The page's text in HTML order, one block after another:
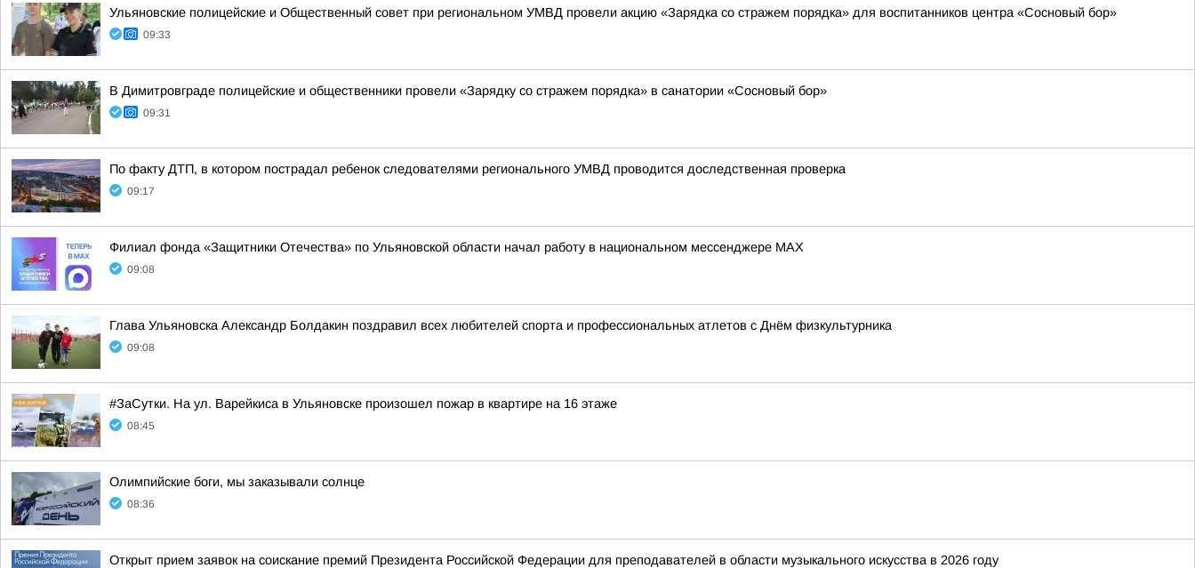
Ульяновские полицейские и Общественный совет при региональном УМВД провели акцию «Зарядка со стражем порядка» для воспитанников центра «Сосновый бор»
09:33
В Димитровграде полицейские и общественники провели «Зарядку со стражем порядка» в санатории «Сосновый бор»
09:31
По факту ДТП, в котором пострадал ребенок следователями регионального УМВД проводится доследственная проверка
09:17
Филиал фонда «Защитники Отечества» по Ульяновской области начал работу в национальном мессенджере MAX
09:08
Глава Ульяновска Александр Болдакин поздравил всех любителей спорта и профессиональных атлетов с Днём физкультурника
09:08
#ЗаСутки. На ул. Варейкиса в Ульяновске произошел пожар в квартире на 16 этаже
08:45
Олимпийские боги, мы заказывали солнце
08:36
Открыт прием заявок на соискание премий Президента Российской Федерации для преподавателей в области музыкального искусства в 2026 году